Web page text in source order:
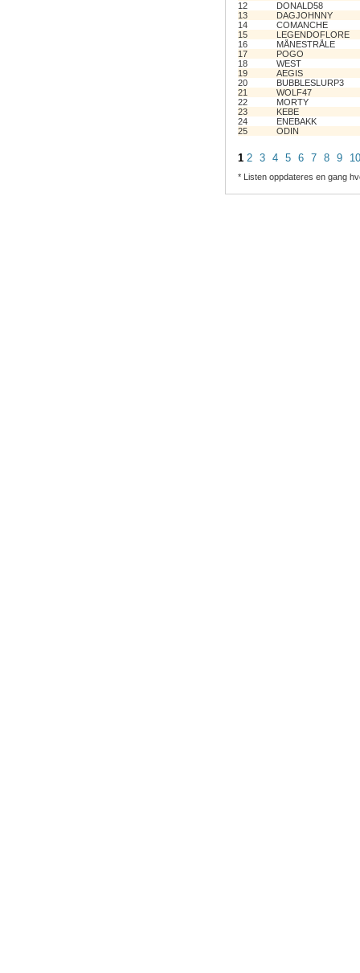
12
DONALD58
13
DAGJOHNNY
14
COMANCHE
15
LEGENDOFLORE
16
MÅNESTRÅLE
17
POGO
18
WEST
19
AEGIS
20
BUBBLESLURP3
21
WOLF47
22
MORTY
23
KEBE
24
ENEBAKK
25
ODIN
1 2 3 4 5 6 7 8 9 10
* Listen oppdateres en gang